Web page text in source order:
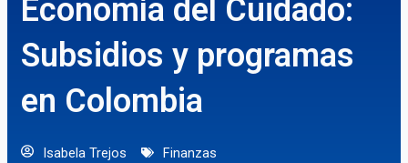
Economía del Cuidado:
Subsidios y programas
en Colombia
Isabela Trejos Finanzas